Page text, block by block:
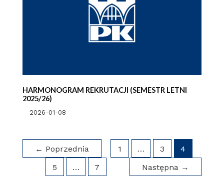
HARMONOGRAM REKRUTACJI (SEMESTR LETNI
2025/26)
2026-01-08
← Poprzednia 1 … 3
4
5
… 7 Następna →